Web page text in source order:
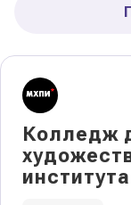
Колледж
института